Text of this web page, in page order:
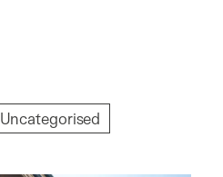
Uncategorised